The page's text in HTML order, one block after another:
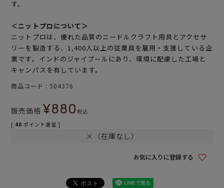
す。
＜ニットプロについて＞
ニットプロは、優れた品質のニードルクラフト用具とアクセサ
リーを製造する、1,400人以上の従業員を雇用・支援している企
業です。インドのジャイプールにあり、環境に配慮した工場と
キャンパスを有しています。
商品コード 504376
販売価格 ¥880税込
[ 40 ポイント進呈 ]
×（在庫なし）
お気に入りに登録する